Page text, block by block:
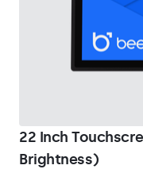
22 Inch
Brightness)